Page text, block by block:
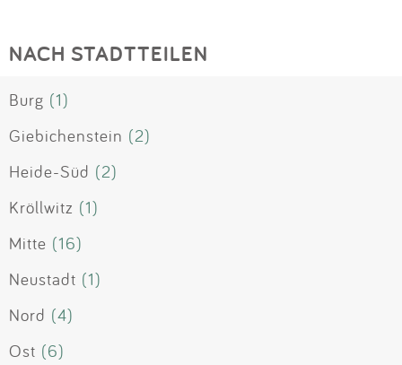
NACH STADTTEILEN
Burg (1)
Giebichenstein (2)
Heide-Süd (2)
Kröllwitz (1)
Mitte (16)
Neustadt (1)
Nord (4)
Ost (6)